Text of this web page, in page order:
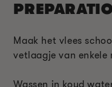
Maak het vlees
vetlaagje van
Wassen in koud